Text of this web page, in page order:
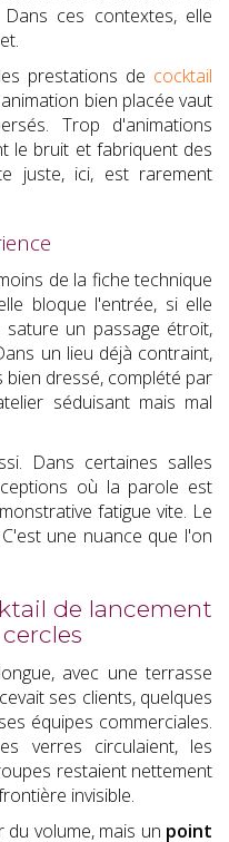
ces contextes, elle
prestations de cocktail
bien placée vaut
Trop d'animations
le bruit et fabriquent des
juste, ici, est rarement
de la fiche technique
bloque l'entrée, si elle
un passage étroit,
un lieu déjà contraint,
dressé, complété par
séduisant mais mal
Dans certaines salles
où la parole est
fatigue vite. Le
une nuance que l'on
de lancement
avec une terrasse
ses clients, quelques
équipes commerciales.
verres circulaient, les
restaient nettement
invisible.
volume, mais un point